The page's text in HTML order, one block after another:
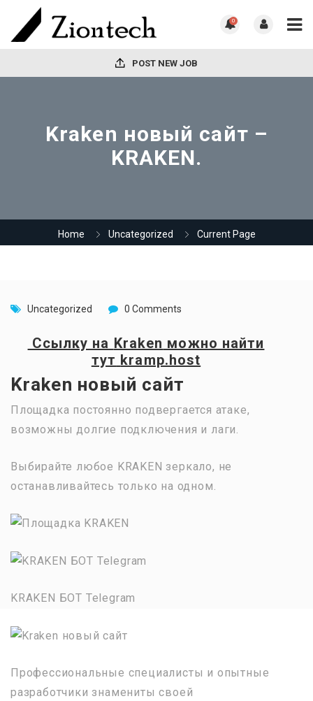
0
POST NEW JOB
Kraken новый сайт –
KRAKEN.
Home Uncategorized Current Page
Uncategorized 0 Comments
Ссылку на Kraken можно найти
тут kramp.host
Kraken новый сайт
Площадка постоянно подвергается атаке,
возможны долгие подключения и лаги.
Выбирайте любое KRAKEN зеркало, не
останавливайтесь только на одном.
KRAKEN БОТ Telegram
Профессиональные специалисты и опытные
разработчики знамениты своей